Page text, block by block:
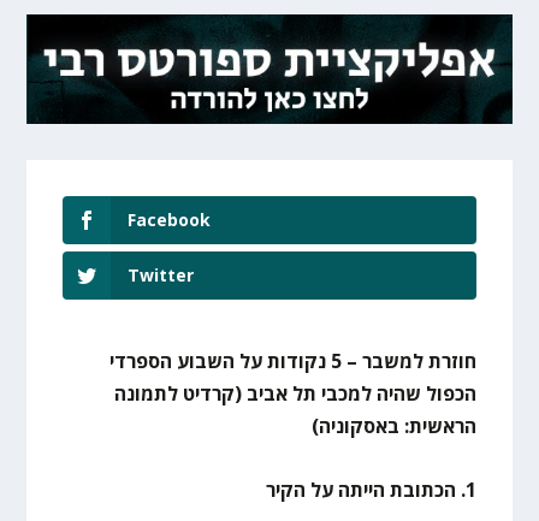
Facebook
Twitter
חוזרת למשבר – 5 נקודות על השבוע הספרדי
הכפול שהיה למכבי תל אביב (קרדיט לתמונה
הראשית: באסקוניה)
1. הכתובת הייתה על הקיר